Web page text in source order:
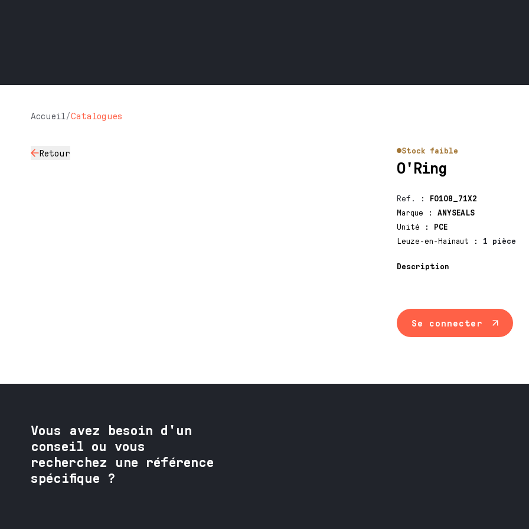
Accueil/Catalogues
Retour Stock faible
O'Ring
Ref. : F0108_71X2
Marque
:
ANYSEALS
Unité
:
PCE
Leuze-en-Hainaut
: 1 pièce
Description
Se connecter
Vous avez besoin d'un
conseil ou vous
recherchez une référence
spécifique ?